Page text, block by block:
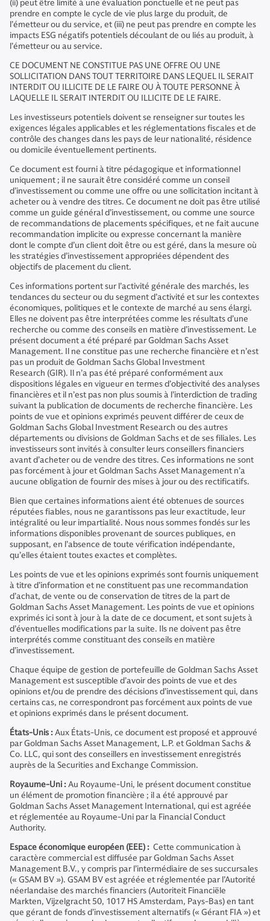
(ii) peut être limité à une évaluation ponctuelle et ne peut pas
prendre en compte le cycle de vie plus large du produit, de
l’émetteur ou du service, et (iii) ne peut pas prendre en compte les
impacts ESG négatifs potentiels découlant de ou liés au produit, à
l’émetteur ou au service.
CE DOCUMENT NE CONSTITUE PAS UNE OFFRE OU UNE
SOLLICITATION DANS TOUT TERRITOIRE DANS LEQUEL IL SERAIT
INTERDIT OU ILLICITE DE LE FAIRE OU À TOUTE PERSONNE À
LAQUELLE IL SERAIT INTERDIT OU ILLICITE DE LE FAIRE.
Les investisseurs potentiels doivent se renseigner sur toutes les
exigences légales applicables et les réglementations fiscales et de
contrôle des changes dans les pays de leur nationalité, résidence
ou domicile éventuellement pertinents.
Ce document est fourni à titre pédagogique et informationnel
uniquement ; il ne saurait être considéré comme un conseil
d’investissement ou comme une offre ou une sollicitation incitant à
acheter ou à vendre des titres. Ce document ne doit pas être utilisé
comme un guide général d’investissement, ou comme une source
de recommandations de placements spécifiques, et ne fait aucune
recommandation implicite ou expresse concernant la manière
dont le compte d’un client doit être ou est géré, dans la mesure où
les stratégies d’investissement appropriées dépendent des
objectifs de placement du client.
Ces informations portent sur l’activité générale des marchés, les
tendances du secteur ou du segment d’activité et sur les contextes
économiques, politiques et le contexte de marché au sens élargi.
Elles ne doivent pas être interprétées comme les résultats d’une
recherche ou comme des conseils en matière d’investissement. Le
présent document a été préparé par Goldman Sachs Asset
Management. Il ne constitue pas une recherche financière et n’est
pas un produit de Goldman Sachs Global Investment
Research (GIR). Il n’a pas été préparé conformément aux
dispositions légales en vigueur en termes d’objectivité des analyses
financières et il n’est pas non plus soumis à l’interdiction de trading
suivant la publication de documents de recherche financière. Les
points de vue et opinions exprimés peuvent différer de ceux de
Goldman Sachs Global Investment Research ou des autres
départements ou divisions de Goldman Sachs et de ses filiales. Les
investisseurs sont invités à consulter leurs conseillers financiers
avant d’acheter ou de vendre des titres. Ces informations ne sont
pas forcément à jour et Goldman Sachs Asset Management n’a
aucune obligation de fournir des mises à jour ou des rectificatifs.
Bien que certaines informations aient été obtenues de sources
réputées fiables, nous ne garantissons pas leur exactitude, leur
intégralité ou leur impartialité. Nous nous sommes fondés sur les
informations disponibles provenant de sources publiques, en
supposant, en l’absence de toute vérification indépendante,
qu’elles étaient toutes exactes et complètes.
Les points de vue et les opinions exprimés sont fournis uniquement
à titre d’information et ne constituent pas une recommandation
d’achat, de vente ou de conservation de titres de la part de
Goldman Sachs Asset Management. Les points de vue et opinions
exprimés ici sont à jour à la date de ce document, et sont sujets à
d’éventuelles modifications par la suite. Ils ne doivent pas être
interprétés comme constituant des conseils en matière
d’investissement.
Chaque équipe de gestion de portefeuille de Goldman Sachs Asset
Management est susceptible d’avoir des points de vue et des
opinions et/ou de prendre des décisions d’investissement qui, dans
certains cas, ne correspondront pas forcément aux points de vue
et opinions exprimés dans le présent document.
États-Unis :Aux États-Unis, ce document est proposé et approuvé
par Goldman Sachs Asset Management, L.P. et Goldman Sachs &
Co. LLC, qui sont des conseillers en investissement enregistrés
auprès de la Securities and Exchange Commission.
Royaume-Uni :Au Royaume-Uni, le présent document constitue
un élément de promotion financière ; il a été approuvé par
Goldman Sachs Asset Management International, qui est agréée
et réglementée au Royaume-Uni par la Financial Conduct
Authority.
Espace économique européen (EEE) : Cette communication à
caractère commercial est diffusée par Goldman Sachs Asset
Management B.V., y compris par l’intermédiaire de ses succursales
(« GSAM BV »). GSAM BV est agréée et réglementée par l’Autorité
néerlandaise des marchés financiers (Autoriteit Financiële
Markten, Vijzelgracht 50, 1017 HS Amsterdam, Pays-Bas) en tant
que gérant de fonds d’investissement alternatifs (« Gérant FIA ») et